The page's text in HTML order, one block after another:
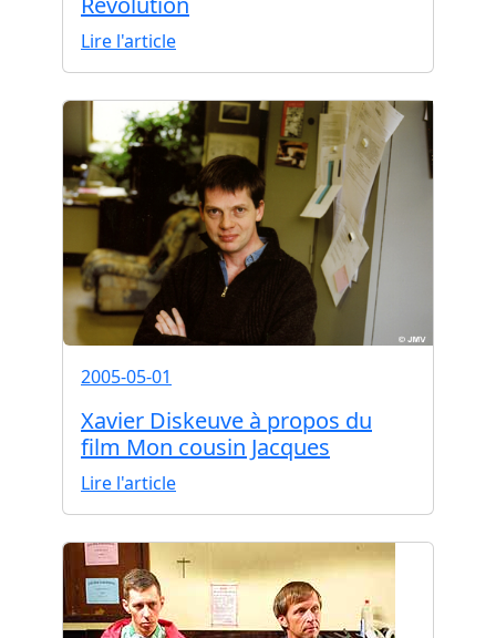
Lire l'article
2005-05-01
Xavier Diskeuve à propos du
film Mon cousin Jacques
Lire l'article